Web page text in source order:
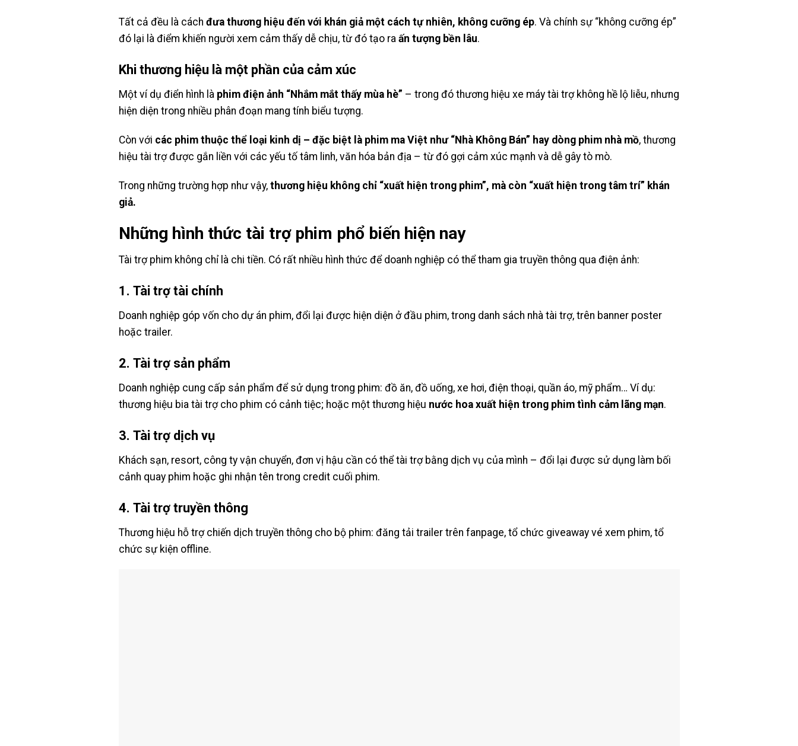
Tất cả đều là cách đưa thương hiệu đến với khán giả một cách tự nhiên, không cưỡng ép. Và chính sự “không cưỡng ép”
đó lại là điểm khiến người xem cảm thấy dễ chịu, từ đó tạo ra ấn tượng bền lâu.
Khi thương hiệu là một phần của cảm xúc
Một ví dụ điển hình là phim điện ảnh “Nhắm mắt thấy mùa hè” – trong đó thương hiệu xe máy tài trợ không hề lộ liễu, nhưng
hiện diện trong nhiều phân đoạn mang tính biểu tượng.
Còn với các phim thuộc thể loại kinh dị – đặc biệt là phim ma Việt như “Nhà Không Bán” hay dòng phim nhà mồ, thương
hiệu tài trợ được gắn liền với các yếu tố tâm linh, văn hóa bản địa – từ đó gợi cảm xúc mạnh và dễ gây tò mò.
Trong những trường hợp như vậy, thương hiệu không chỉ “xuất hiện trong phim”, mà còn “xuất hiện trong tâm trí” khán
giả.
Những hình thức tài trợ phim phổ biến hiện nay
Tài trợ phim không chỉ là chi tiền. Có rất nhiều hình thức để doanh nghiệp có thể tham gia truyền thông qua điện ảnh:
1. Tài trợ tài chính
Doanh nghiệp góp vốn cho dự án phim, đổi lại được hiện diện ở đầu phim, trong danh sách nhà tài trợ, trên banner poster
hoặc trailer.
2. Tài trợ sản phẩm
Doanh nghiệp cung cấp sản phẩm để sử dụng trong phim: đồ ăn, đồ uống, xe hơi, điện thoại, quần áo, mỹ phẩm… Ví dụ:
thương hiệu bia tài trợ cho phim có cảnh tiệc; hoặc một thương hiệu nước hoa xuất hiện trong phim tình cảm lãng mạn.
3. Tài trợ dịch vụ
Khách sạn, resort, công ty vận chuyển, đơn vị hậu cần có thể tài trợ bằng dịch vụ của mình – đổi lại được sử dụng làm bối
cảnh quay phim hoặc ghi nhận tên trong credit cuối phim.
4. Tài trợ truyền thông
Thương hiệu hỗ trợ chiến dịch truyền thông cho bộ phim: đăng tải trailer trên fanpage, tổ chức giveaway vé xem phim, tổ
chức sự kiện offline.